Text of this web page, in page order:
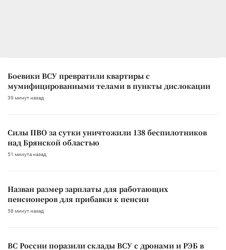
Боевики ВСУ превратили квартиры с
мумифицированными телами в пункты дислокации
39 минут назад
Силы ПВО за сутки уничтожили 138 беспилотников
над Брянской областью
51 минута назад
Назван размер зарплаты для работающих
пенсионеров для прибавки к пенсии
58 минут назад
ВС России поразили склады ВСУ с дронами и РЭБ в